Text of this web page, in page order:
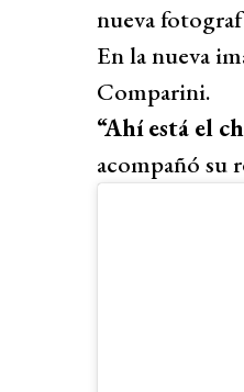
nueva
En la nueva
Comparini.
“Ahí está el
acompañó su